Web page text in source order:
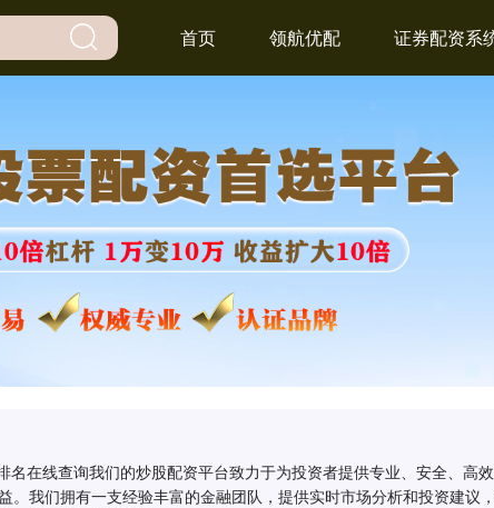
首页 领航优配 证券配资系
在线查询我们的炒股配资平台致力于为投资者提供专业、安全、高
。我们拥有一支经验丰富的金融团队，提供实时市场分析和投资建